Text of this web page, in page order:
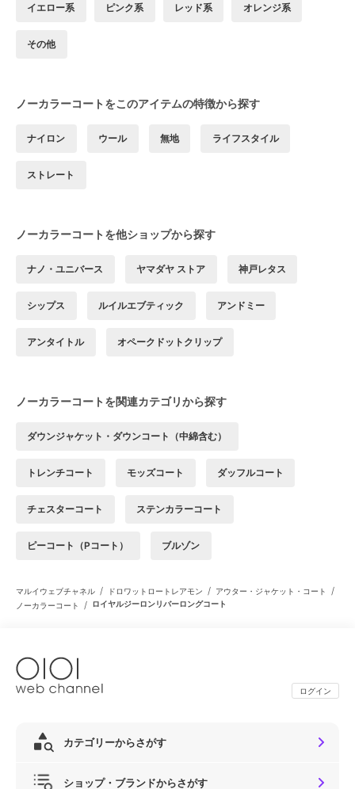
イエロー系 ピンク系 レッド系 オレンジ系
その他
ノーカラーコートをこのアイテムの特徴から探す
ナイロン ウール 無地 ライフスタイル
ストレート
ノーカラーコートを他ショップから探す
ナノ・ユニバース ヤマダヤ ストア 神戸レタス
シップス ルイルエブティック アンドミー
アンタイトル オペークドットクリップ
ノーカラーコートを関連カテゴリから探す
ダウンジャケット・ダウンコート（中綿含む）
トレンチコート モッズコート ダッフルコート
チェスターコート ステンカラーコート
ピーコート（Pコート） ブルゾン
マルイウェブチャネル / ドロワットロートレアモン / アウター・ジャケット・コート /
ノーカラーコート / ロイヤルジーロンリバーロングコート
ログイン
カテゴリーからさがす
ショップ・ブランドからさがす